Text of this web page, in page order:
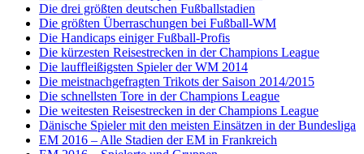
Die drei größten deutschen Fußballstadien
Die größten Überraschungen bei Fußball-WM
Die Handicaps einiger Fußball-Profis
Die kürzesten Reisestrecken in der Champions League
Die lauffleißigsten Spieler der WM 2014
Die meistnachgefragten Trikots der Saison 2014/2015
Die schnellsten Tore in der Champions League
Die weitesten Reisestrecken in der Champions League
Dänische Spieler mit den meisten Einsätzen in der Bundesliga
EM 2016 – Alle Stadien der EM in Frankreich